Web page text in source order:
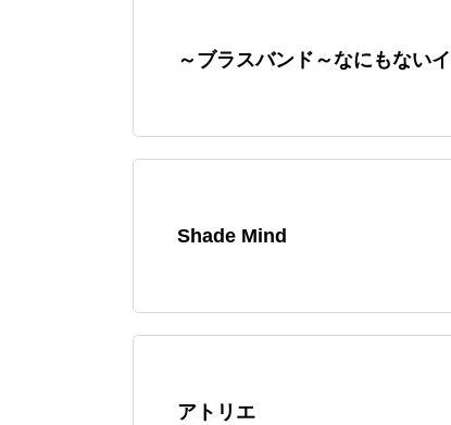
～ブラスバンド～なにもない
Shade Mind
アトリエ